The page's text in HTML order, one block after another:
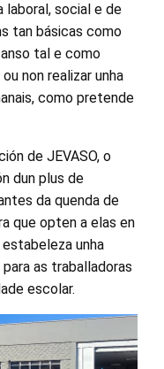
laboral, social e de
tan básicas como
tal e como
non realizar unha
como pretende
de JEVASO, o
dun plus de
da quenda de
que opten a elas en
unha
as traballadoras
escolar.